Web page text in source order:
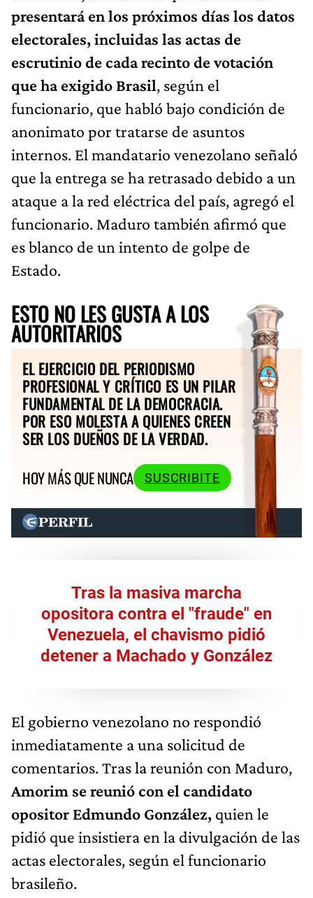
presentará en los próximos días los datos
electorales, incluidas las actas de
escrutinio de cada recinto de votación
que ha exigido Brasil, según el
funcionario, que habló bajo condición de
anonimato por tratarse de asuntos
internos. El mandatario venezolano señaló
que la entrega se ha retrasado debido a un
ataque a la red eléctrica del país, agregó el
funcionario. Maduro también afirmó que
es blanco de un intento de golpe de
Estado.
ESTO NO LES GUSTA A LOS
AUTORITARIOS
EL EJERCICIO DEL PERIODISMO
PROFESIONAL Y CRÍTICO ES UN PILAR
FUNDAMENTAL DE LA DEMOCRACIA.
POR ESO MOLESTA A QUIENES CREEN
SER LOS DUEÑOS DE LA VERDAD.
HOY MÁS QUE NUNCA
SUSCRIBITE
Tras la masiva marcha
opositora contra el "fraude" en
Venezuela, el chavismo pidió
detener a Machado y González
El gobierno venezolano no respondió
inmediatamente a una solicitud de
comentarios. Tras la reunión con Maduro,
Amorim se reunió con el candidato
opositor Edmundo González, quien le
pidió que insistiera en la divulgación de las
actas electorales, según el funcionario
brasileño.